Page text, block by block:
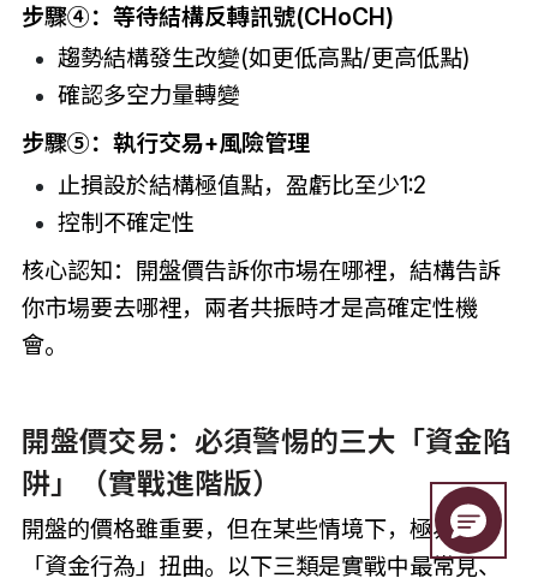
步驟④：等待結構反轉訊號(CHoCH)
趨勢結構發生改變(如更低高點/更高低點)
確認多空力量轉變
步驟⑤：執行交易+風險管理
止損設於結構極值點，盈虧比至少1:2
控制不確定性
核心認知：開盤價告訴你市場在哪裡，結構告訴
你市場要去哪裡，兩者共振時才是高確定性機
會。
開盤價交易：必須警惕的三大「資金陷
阱」（實戰進階版）
開盤的價格雖重要，但在某些情境下，極易被
「資金行為」扭曲。以下三類是實戰中最常見、